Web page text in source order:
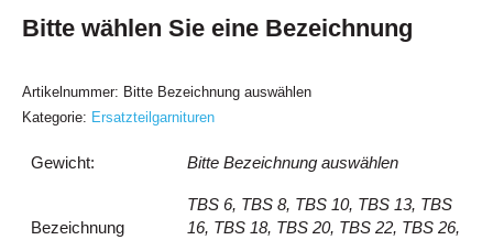
Bitte wählen Sie eine Bezeichnung
Artikelnummer: Bitte Bezeichnung auswählen
Kategorie: Ersatzteilgarnituren
Gewicht: Bitte Bezeichnung auswählen
Bezeichnung
TBS 6, TBS 8, TBS 10, TBS 13, TBS
16, TBS 18, TBS 20, TBS 22, TBS 26,